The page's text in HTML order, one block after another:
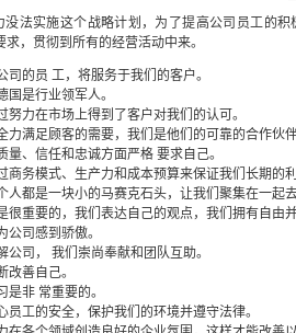
没法实施这个战略计划，为了提高公司员工的积
，贯彻到所有的经营活动中来。
司的员 工，将服务于我们的客户。
国是行业领军人。
努力在市场上得到了客户对我们的认可。
力满足顾客的需要，我们是他们的可靠的合作伙
量、信任和忠诚方面严格 要求自己。
商务模式、生产力和成本预算来保证我们长期的
人都是一块小的马赛克石头，让我们聚集在一起
很重要的，我们表达自己的观点，我们拥有自由
公司感到骄傲。
公司， 我们崇尚奉献和团队互助。
改善自己。
是非 常重要的。
员工的安全，保护我们的环境并遵守法律。